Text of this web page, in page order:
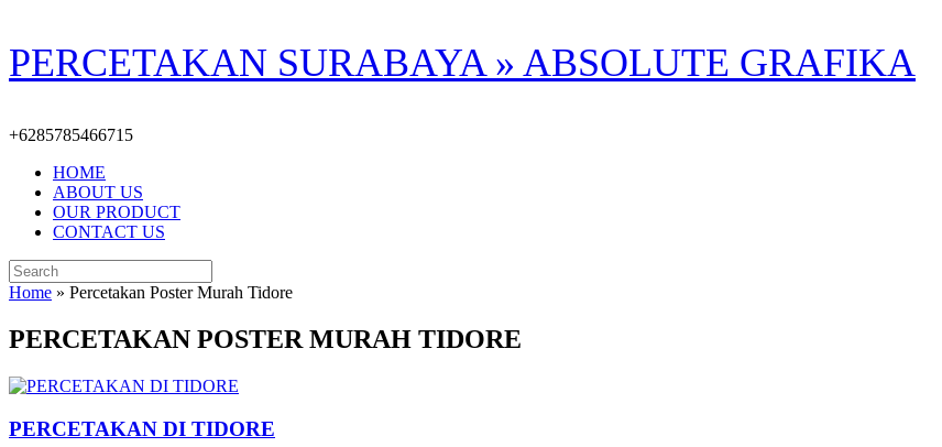
Skip
to
content
PERCETAKAN SURABAYA » ABSOLUTE GRAFIKA
+6285785466715
HOME
ABOUT US
OUR PRODUCT
CONTACT US
Search
for:
Home » Percetakan Poster Murah Tidore
PERCETAKAN POSTER MURAH TIDORE
PERCETAKAN DI TIDORE